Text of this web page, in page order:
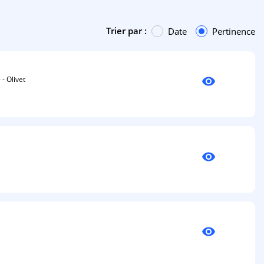
Trier par : Date Pertinence
Olivet
visibility
visibility
visibility